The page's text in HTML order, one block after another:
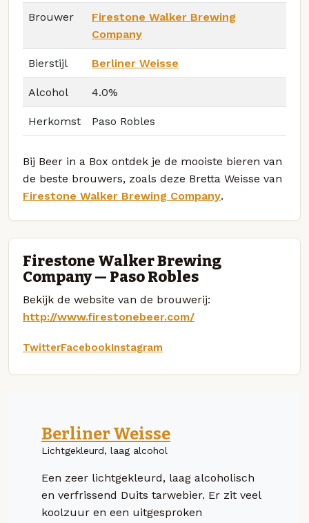
Brouwer
Firestone Walker Brewing
Company
Bierstijl Berliner Weisse
Alcohol 4.0%
Herkomst Paso Robles
Bij Beer in a Box ontdek je de mooiste bieren van
de beste brouwers, zoals deze Bretta Weisse van
Firestone Walker Brewing Company.
Firestone Walker Brewing
Company — Paso Robles
Bekijk de website van de brouwerij:
http://www.firestonebeer.com/
TwitterFacebookInstagram
Berliner Weisse
Lichtgekleurd, laag alcohol
Een zeer lichtgekleurd, laag alcoholisch
en verfrissend Duits tarwebier. Er zit veel
koolzuur en een uitgesproken